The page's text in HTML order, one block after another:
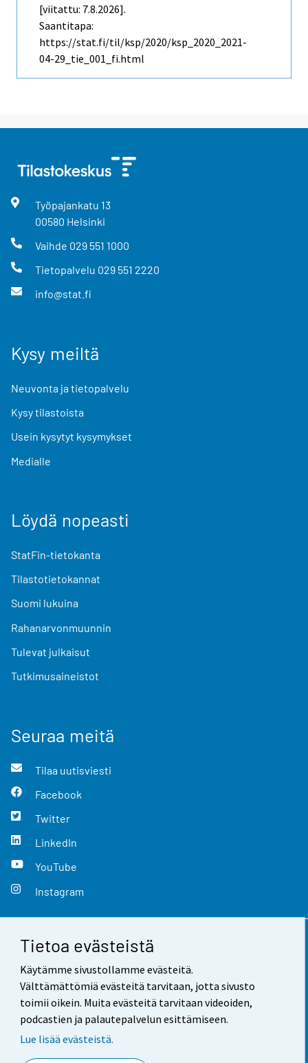
Tietoa evästeistä
Käytämme sivustollamme evästeitä.
Välttämättömiä evästeitä tarvitaan, jotta sivusto
toimii oikein. Muita evästeitä tarvitaan videoiden,
podcastien ja palautepalvelun esittämiseen.
Lue lisää evästeistä.
[viitattu: 7.8.2026].
Saantitapa:
https://stat.fi/til/ksp/2020/ksp_2020_2021-
04-29_tie_001_fi.html
Työpajankatu 13
00580 Helsinki
Vaihde 029 551 1000
Tietopalvelu 029 551 2220
info@stat.fi
Kysy meiltä
Neuvonta ja tietopalvelu
Kysy tilastoista
Usein kysytyt kysymykset
Medialle
Löydä nopeasti
StatFin-tietokanta
Tilastotietokannat
Suomi lukuina
Rahanarvonmuunnin
Tulevat julkaisut
Tutkimusaineistot
Seuraa meitä
Tilaa uutisviesti
Facebook
Twitter
LinkedIn
YouTube
Instagram
Yhteystiedot
Palaute
Käyttöehdot
Saavutettavuus